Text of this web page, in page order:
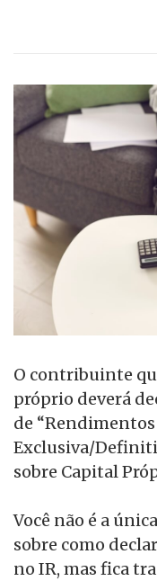
O contribuinte
próprio deverá
de
Exclusiva/
sobre Capital
Você não é a
sobre como
no IR, mas fica